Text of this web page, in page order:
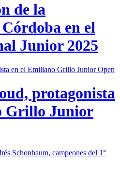
de la
en el
Junior 2025
protagonista
Grillo Junior